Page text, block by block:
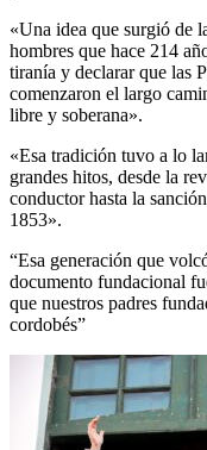
«Una idea que surgió de
hombres que hace 214
tiranía y declarar que las
comenzaron el largo
libre y soberana».
«Esa tradición tuvo a lo
grandes hitos, desde la
conductor hasta la
1853».
“Esa generación que
documento fundacional
que nuestros padres
cordobés”